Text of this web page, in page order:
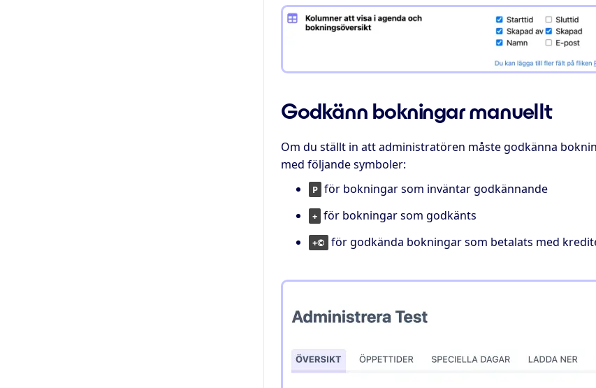
Godkänn bokningar manuellt
Om du ställt in att administratören måste godkänna
med följande symboler:
P för bokningar som inväntar godkännande
+ för bokningar som godkänts
+© för godkända bokningar som betalats med